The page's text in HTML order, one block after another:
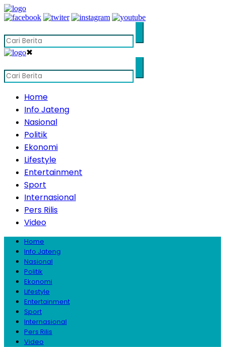
✖
Home
Info Jateng
Nasional
Politik
Ekonomi
Lifestyle
Entertainment
Sport
Internasional
Pers Rilis
Video
Home
Info Jateng
Nasional
Politik
Ekonomi
Lifestyle
Entertainment
Sport
Internasional
Pers Rilis
Video